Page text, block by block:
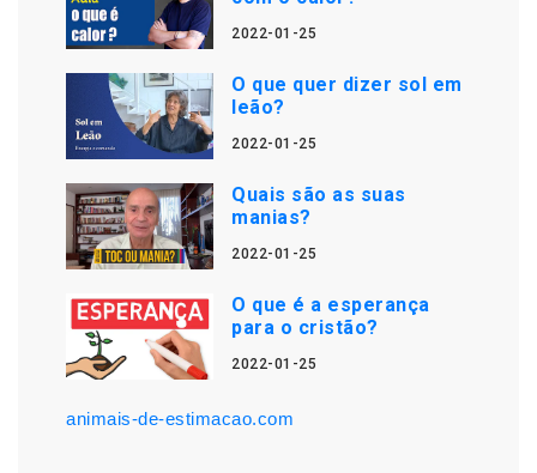
2022-01-25
O que quer dizer sol em
leão?
2022-01-25
Quais são as suas
manias?
2022-01-25
O que é a esperança
para o cristão?
2022-01-25
animais-de-estimacao.com